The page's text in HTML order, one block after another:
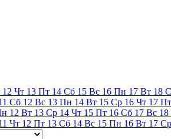
12 Чт 13 Пт 14 Сб 15 Вс 16 Пн 17 Вт 18
Сб 12 Вс 13 Пн 14 Вт 15 Ср 16 Чт 17 Пт
12 Вт 13 Ср 14 Чт 15 Пт 16 Сб 17 Вс 18
Чт 12 Пт 13 Сб 14 Вс 15 Пн 16 Вт 17 Ср